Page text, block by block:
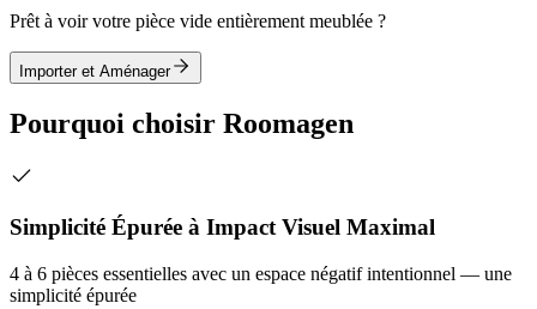
Prêt à voir votre pièce vide entièrement meublée ?
Importer et Aménager
Pourquoi choisir Roomagen
Simplicité Épurée à Impact Visuel Maximal
4 à 6 pièces essentielles avec un espace négatif intentionnel — une
simplicité épurée